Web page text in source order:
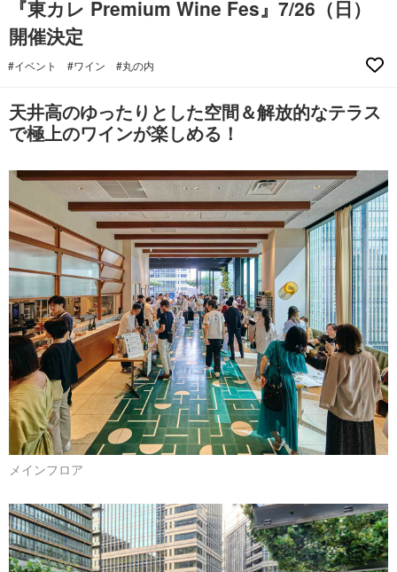
『東カレ Premium Wine Fes』7/26（日）
開催決定
#イベント #ワイン #丸の内
天井高のゆったりとした空間＆解放的なテラス
で極上のワインが楽しめる！
メインフロア